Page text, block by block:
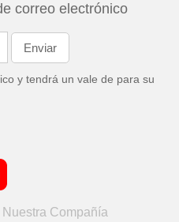
correo electrónico
y tendrá un vale de para su
Nuestra Compañía